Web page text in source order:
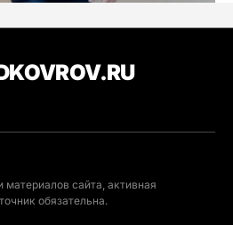
материалов сайта, активная
обязательна.